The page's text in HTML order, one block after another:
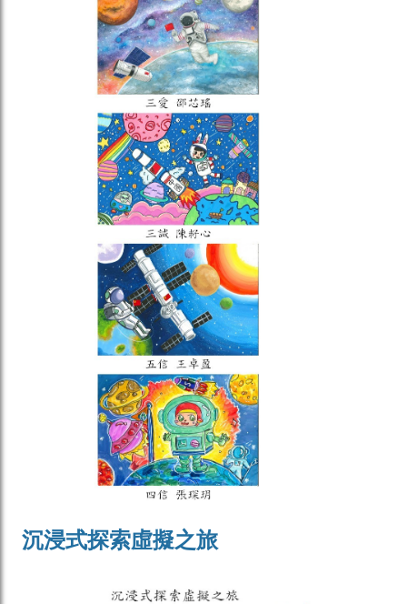
沉浸式探索虛擬之旅